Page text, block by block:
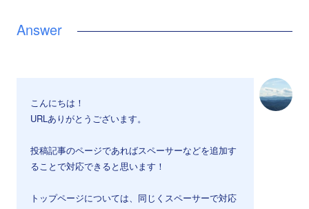
こんにちは！
URLありがとうございます。
投稿記事のページであればスペーサーなどを追加す
ることで対応できると思います！
トップページについては、同じくスペーサーで対応